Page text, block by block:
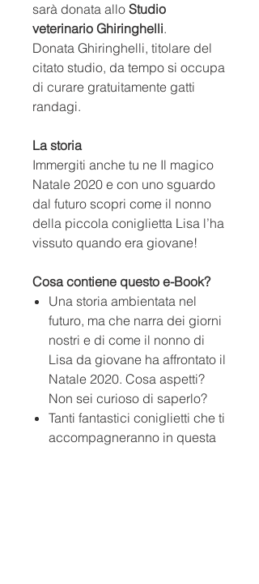
sarà donata allo Studio
veterinario Ghiringhelli.
Donata Ghiringhelli, titolare del
citato studio, da tempo si occupa
di curare gratuitamente gatti
randagi.
La storia
Immergiti anche tu ne Il magico
Natale 2020 e con uno sguardo
dal futuro scopri come il nonno
della piccola coniglietta Lisa l’ha
vissuto quando era giovane!
Cosa contiene questo e-Book?
Una storia ambientata nel
futuro, ma che narra dei giorni
nostri e di come il nonno di
Lisa da giovane ha affrontato il
Natale 2020. Cosa aspetti?
Non sei curioso di saperlo?
Tanti fantastici coniglietti che ti
accompagneranno in questa